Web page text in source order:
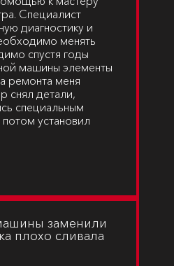
Специалист
диагностику и
менять
спустя годы
машины элементы
ремонта меня
снял детали,
специальным
установил
заменили
плохо сливала